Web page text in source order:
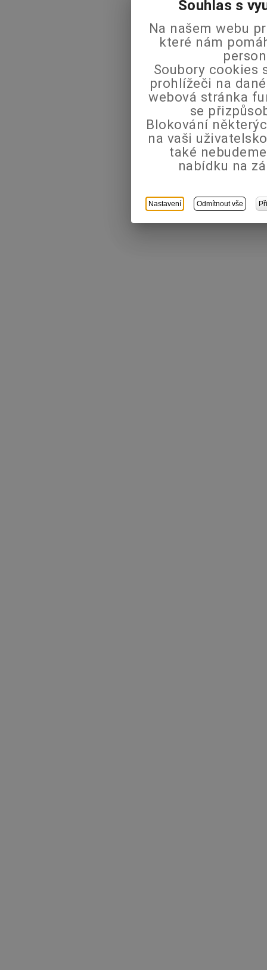
Souhlas s
Na našem webu
které nám
Soubory cookies
prohlížeči na
webová stránka
se
Blokování
na vaši
také
nabídku na
Nastavení Odmítnout vše